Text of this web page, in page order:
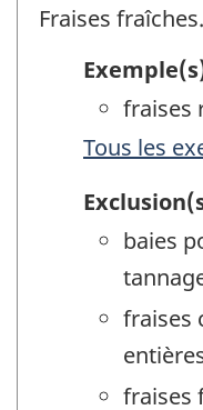
Fraises fraîches.
fraises
Tous les
baies
fraises
fraises